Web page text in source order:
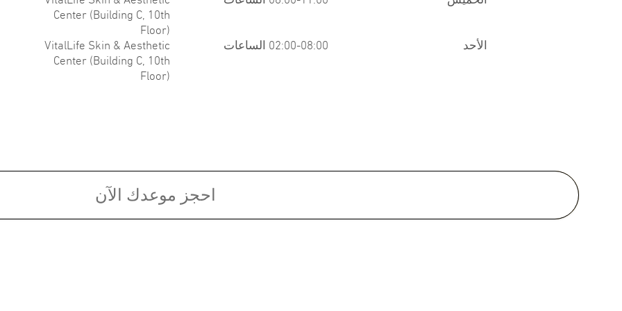
Center (Building C, 10th
Floor)
الأحد
02:00-08:00 الساعات
VitalLife Skin & Aesthetic
Center (Building C, 10th
Floor)
Procedural Dermatology and Laser,
2024 - 2029احجز موعدك الآن